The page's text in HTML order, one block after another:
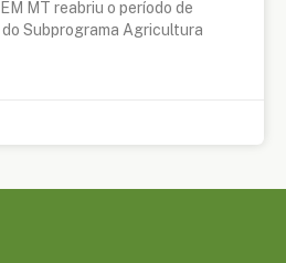
MT reabriu o período de
Subprograma Agricultura